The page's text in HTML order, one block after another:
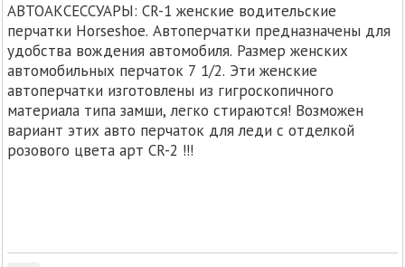
АВТОАКСЕССУАРЫ: CR-1 женские водительские
перчатки Horseshoe. Автоперчатки предназначены для
удобства вождения автомобиля. Размер женских
автомобильных перчаток 7 1/2. Эти женские
автоперчатки изготовлены из гигроскопичного
материала типа замши, легко стираются! Возможен
вариант этих авто перчаток для леди с отделкой
розового цвета арт CR-2 !!!